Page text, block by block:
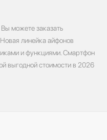
можете заказать
линейка айфонов
и функциями. Смартфон
выгодной стоимости в 2026